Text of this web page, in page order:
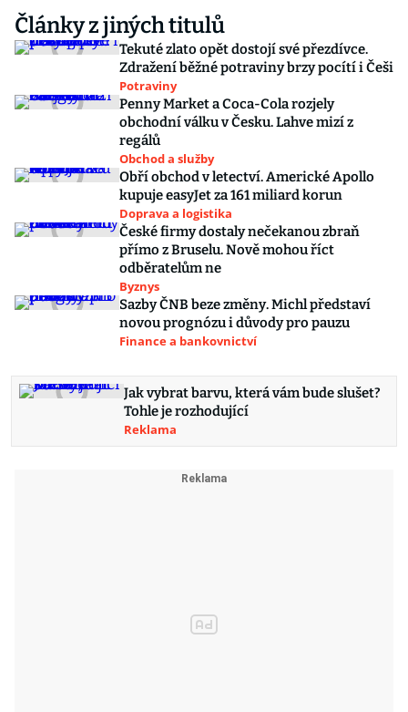
Články z jiných titulů
Tekuté zlato opět dostojí své přezdívce.
Zdražení běžné potraviny brzy pocítí i Češi
Potraviny
Penny Market a Coca-Cola rozjely
obchodní válku v Česku. Lahve mizí z
regálů
Obchod a služby
Obří obchod v letectví. Americké Apollo
kupuje easyJet za 161 miliard korun
Doprava a logistika
České firmy dostaly nečekanou zbraň
přímo z Bruselu. Nově mohou říct
odběratelům ne
Byznys
Sazby ČNB beze změny. Michl představí
novou prognózu i důvody pro pauzu
Finance a bankovnictví
Jak vybrat barvu, která vám bude slušet?
Tohle je rozhodující
Reklama